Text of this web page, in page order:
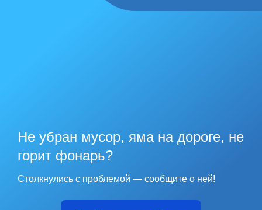
Не убран мусор, яма на дороге, не
горит фонарь?
Столкнулись с проблемой — сообщите о ней!